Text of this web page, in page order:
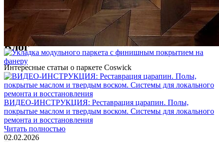
Услуги по реставрации паркета
1 500 ₽
Блог
Интересные статьи о паркете Coswick
ВИДЕО-ИНСТРУКЦИЯ: Реставрация царапин. Полы,
покрытые маслом и твердым воском. Системы для локального
ремонта и восстановления
Читать полностью
02.02.2026